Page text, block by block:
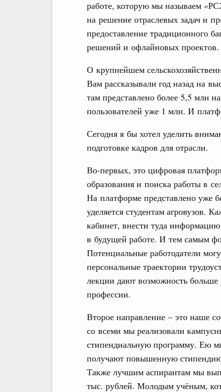
работе, которую мы называем
на решение отраслевых задач и
предоставление традиционного
решений и офлайновых проектов.
О крупнейшем
Вам рассказывали год назад на
там представлено более 5,5 млн
пользователей уже 1 млн. И
Сегодня я бы хотел уделить
подготовке кадров для отрасли.
Во‑первых, это цифровая
образования и поиска работы в
На платформе представлено уже
уделяется студентам агровузов.
кабинет, внести туда
в будущей работе. И тем самым
Потенциальные работодатели
персональные траектории
лекции дают возможность больше
профессии.
Второе направление – это наше
со всеми мы реализовали
стипендиальную программу. Ею
получают повышенную стипендию
Также лучшим аспирантам мы
тыс. рублей. Молодым учёным,